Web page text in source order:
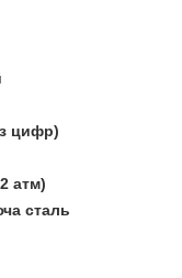
цифр)
атм)
сталь